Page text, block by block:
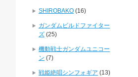
SHIROBAKO (16)
ガンダムビルドファイター
ズ (25)
機動戦士ガンダムユニコー
ン (7)
戦姫絶唱シンフォギア (13)